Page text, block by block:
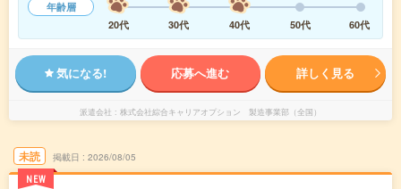
年齢層
20代
30代 40代 50代 60代
気になる! 応募へ進む 詳しく見る
派遣会社 株式会社綜合キャリアオプション 製造事業部（全国）
未読
NEW
掲載日 2026/08/05